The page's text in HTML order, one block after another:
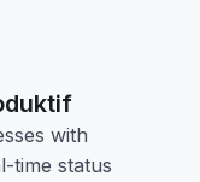
with
time status